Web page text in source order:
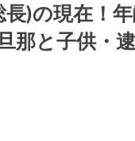
)の現在！
那と子供・